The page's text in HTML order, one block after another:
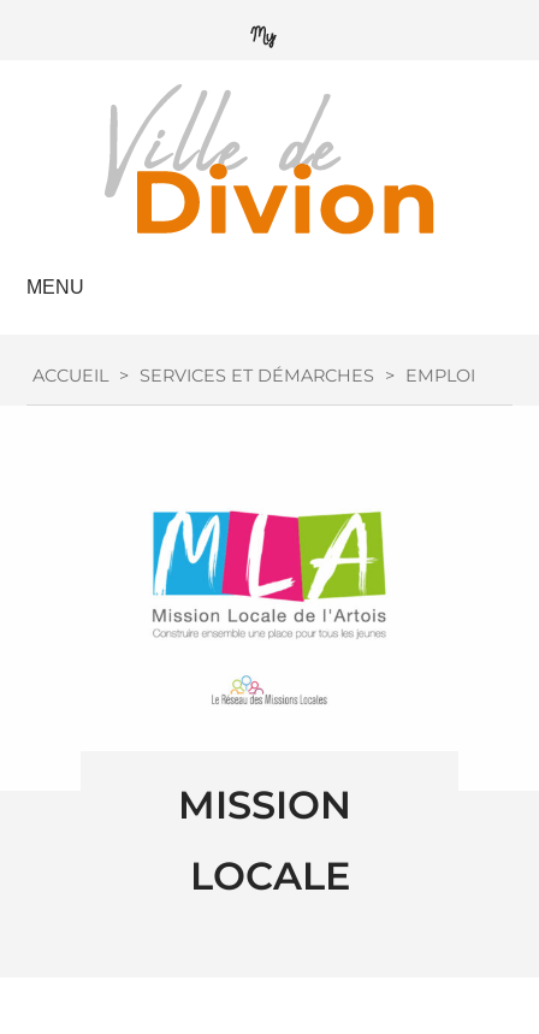
MENU
ACCUEIL > SERVICES ET DÉMARCHES > EMPLOI /
MISSION
LOCALE